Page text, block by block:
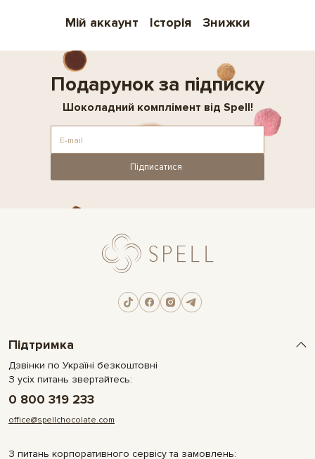
Мій аккаунт Історія Знижки
Подарунок за підписку
Шоколадний комплімент від Spell!
Підписатися
Підтримка
Дзвінки по Україні безкоштовні
З усіх питань звертайтесь:
0 800 319 233
office@spellchocolate.com
З питань корпоративного сервісу та замовлень: